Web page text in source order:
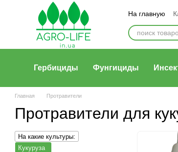
Перейти к основному контенту
На главную
Гербициды Фунгициды
Главная Протравители
Протравители для
На какие культуры:
Кукуруза